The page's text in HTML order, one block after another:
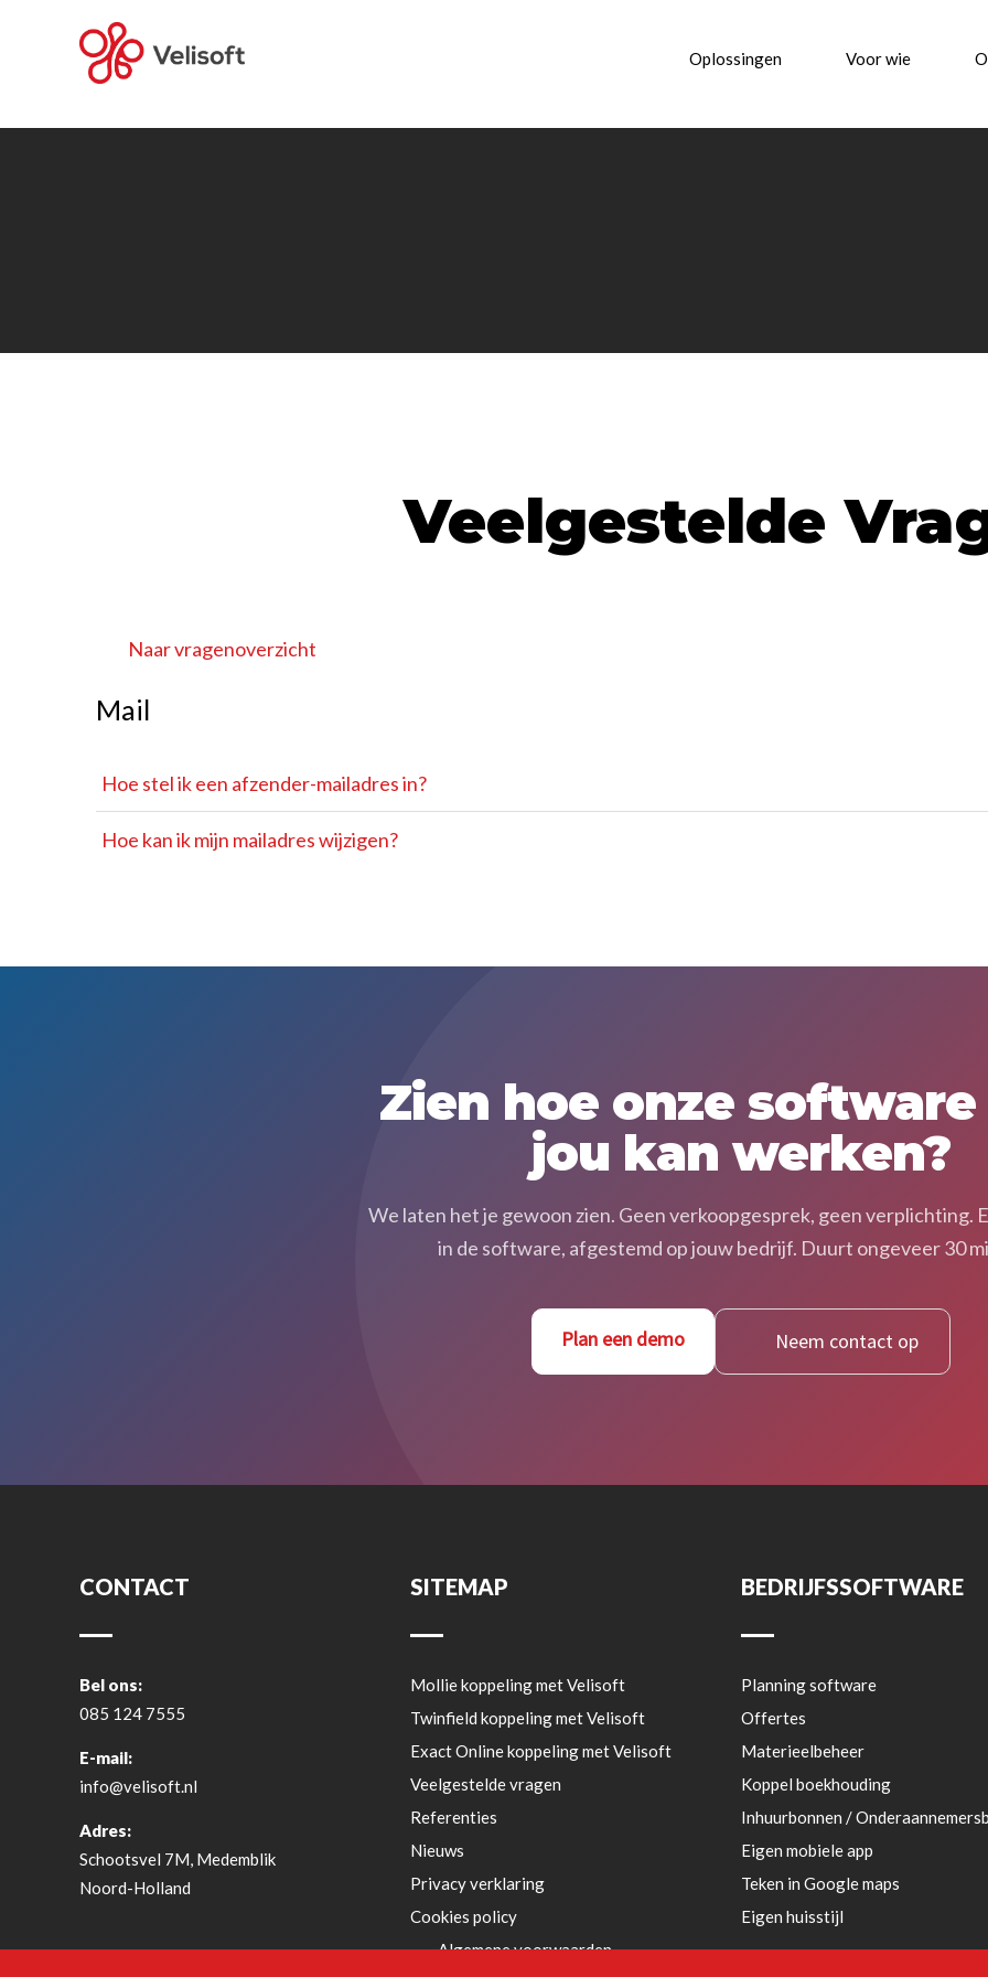
Oplossingen Voor wie
Veelgestelde
Naar vragenoverzicht
Mail
Hoe stel ik een afzender-mailadres in?
Hoe kan ik mijn mailadres wijzigen?
Zien hoe onze
jou kan werken?
We laten het je gewoon zien. Geen verkoopgesprek, geen verplichting.
in de software, afgestemd op jouw bedrijf. Duurt ongeveer 30
Plan een demo Neem contact op
CONTACT
Bel ons:
085 124 7555
E-mail:
info@velisoft.nl
Adres:
Schootsvel 7M, Medemblik
Noord-Holland
SITEMAP
Mollie koppeling met Velisoft
Twinfield koppeling met Velisoft
Exact Online koppeling met Velisoft
Veelgestelde vragen
Referenties
Nieuws
Privacy verklaring
Cookies policy
Algemene voorwaarden
BEDRIJFSSOFTWARE
Planning software
Offertes
Materieelbeheer
Koppel boekhouding
Inhuurbonnen /
Eigen mobiele app
Teken in Google maps
Eigen huisstijl